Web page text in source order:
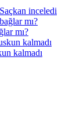
inceledi
mı?
kalmadı